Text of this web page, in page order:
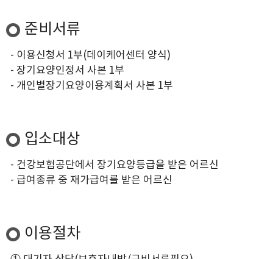
준비서류
- 이용신청서 1부(데이케어센터 양식)
- 장기요양인정서 사본 1부
- 개인별장기요양이용계획서 사본 1부
입소대상
- 건강보험공단에서 장기요양등급을 받은 어르신
- 급여종류 중 재가급여를 받은 어르신
이용절차